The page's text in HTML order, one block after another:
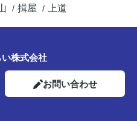
揖屋 上道
株式会社
お問い合わせ